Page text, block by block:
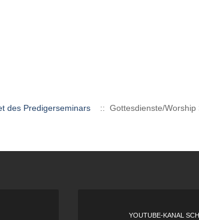
des Predigerseminars :: Gottesdienste/Worship
YOUTUBE-KANAL